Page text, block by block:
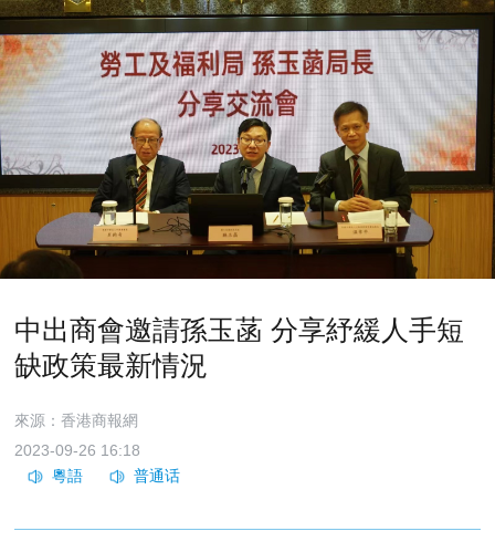
中出商會邀請孫玉菡 分享紓緩人手短
缺政策最新情況
來源：香港商報網
2023-09-26 16:18